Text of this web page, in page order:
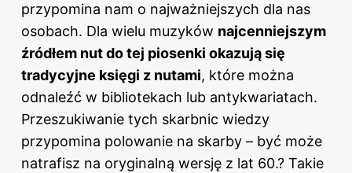
przypomina nam o najważniejszych dla nas
osobach. Dla wielu muzyków najcenniejszym
źródłem nut do tej piosenki okazują się
tradycyjne księgi z nutami, które można
odnaleźć w bibliotekach lub antykwariatach.
Przeszukiwanie tych skarbnic wiedzy
przypomina polowanie na skarby – być może
natrafisz na oryginalną wersję z lat 60.? Takie